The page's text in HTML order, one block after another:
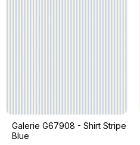
Galerie G67908 - Shirt Stripe
Blue